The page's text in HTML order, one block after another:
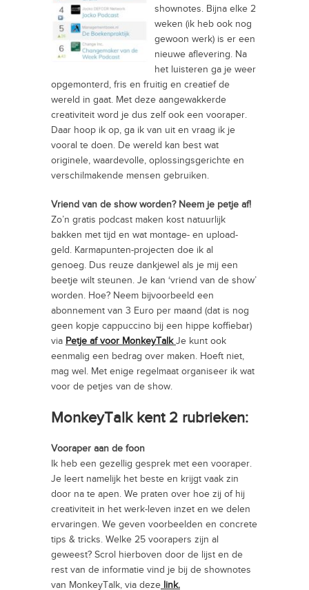
shownotes. Bijna elke 2
weken (ik heb ook nog
gewoon werk) is er een
nieuwe aflevering. Na
het luisteren ga je weer
opgemonterd, fris en fruitig en creatief de
wereld in gaat. Met deze aangewakkerde
creativiteit word je dus zelf ook een vooraper.
Daar hoop ik op, ga ik van uit en vraag ik je
vooral te doen. De wereld kan best wat
originele, waardevolle, oplossingsgerichte en
verschilmakende mensen gebruiken.
Vriend van de show worden? Neem je petje af!
Zo’n gratis podcast maken kost natuurlijk
bakken met tijd en wat montage- en upload-
geld. Karmapunten-projecten doe ik al
genoeg. Dus reuze dankjewel als je mij een
beetje wilt steunen. Je kan ‘vriend van de show’
worden. Hoe? Neem bijvoorbeeld een
abonnement van 3 Euro per maand (dat is nog
geen kopje cappuccino bij een hippe koffiebar)
via Petje af voor MonkeyTalkJe kunt ook
eenmalig een bedrag over maken. Hoeft niet,
mag wel. Met enige regelmaat organiseer ik wat
voor de petjes van de show.
MonkeyTalk kent 2 rubrieken:
Vooraper aan de foon
Ik heb een gezellig gesprek met een vooraper.
Je leert namelijk het beste en krijgt vaak zin
door na te apen. We praten over hoe zij of hij
creativiteit in het werk-leven inzet en we delen
ervaringen. We geven voorbeelden en concrete
tips & tricks. Welke 25 voorapers zijn al
geweest? Scrol hierboven door de lijst en de
rest van de informatie vind je bij de shownotes
van MonkeyTalk, via deze link.